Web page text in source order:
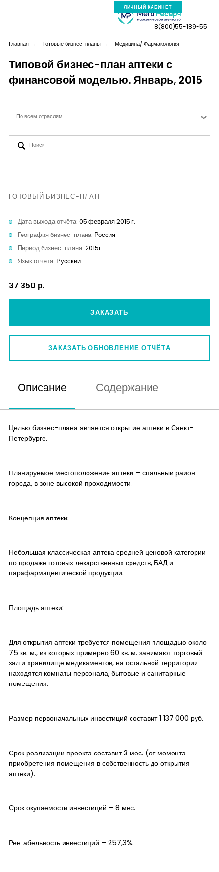
ЛИЧНЫЙ КАБИНЕТ
Компания
Услуги
Новая реальность
Аналитика
Контакты
8(800)55-189-55
Главная ← Готовые бизнес-планы ← Медицина/ Фармакология
Типовой бизнес-план аптеки с
финансовой моделью. Январь, 2015
По всем отраслям
ГОТОВЫЙ БИЗНЕС-ПЛАН
Дата выхода отчёта: 05 февраля 2015 г.
География бизнес-плана: Россия
Период бизнес-плана: 2015г.
Язык отчёта: Русский
37 350 р.
ЗАКАЗАТЬ
ЗАКАЗАТЬ ОБНОВЛЕНИЕ ОТЧЁТА
Описание Содержание
Целью бизнес-плана является открытие аптеки в Санкт-
Петербурге.
Планируемое местоположение аптеки – спальный район
города, в зоне высокой проходимости.
Концепция аптеки:
Небольшая классическая аптека средней ценовой категории
по продаже готовых лекарственных средств, БАД и
парафармацевтической продукции.
Площадь аптеки:
Для открытия аптеки требуется помещения площадью около
75 кв. м., из которых примерно 60 кв. м. занимают торговый
зал и хранилище медикаментов, на остальной территории
находятся комнаты персонала, бытовые и санитарные
помещения.
Размер первоначальных инвестиций составит 1 137 000 руб.
Срок реализации проекта составит 3 мес. (от момента
приобретения помещения в собственность до открытия
аптеки).
Срок окупаемости инвестиций – 8 мес.
Рентабельность инвестиций – 257,3%.